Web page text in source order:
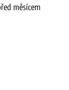
měsícem